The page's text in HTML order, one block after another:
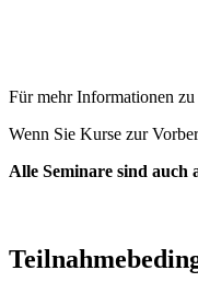
Für mehr Informationen
Wenn Sie Kurse zur
Alle Seminare sind auch